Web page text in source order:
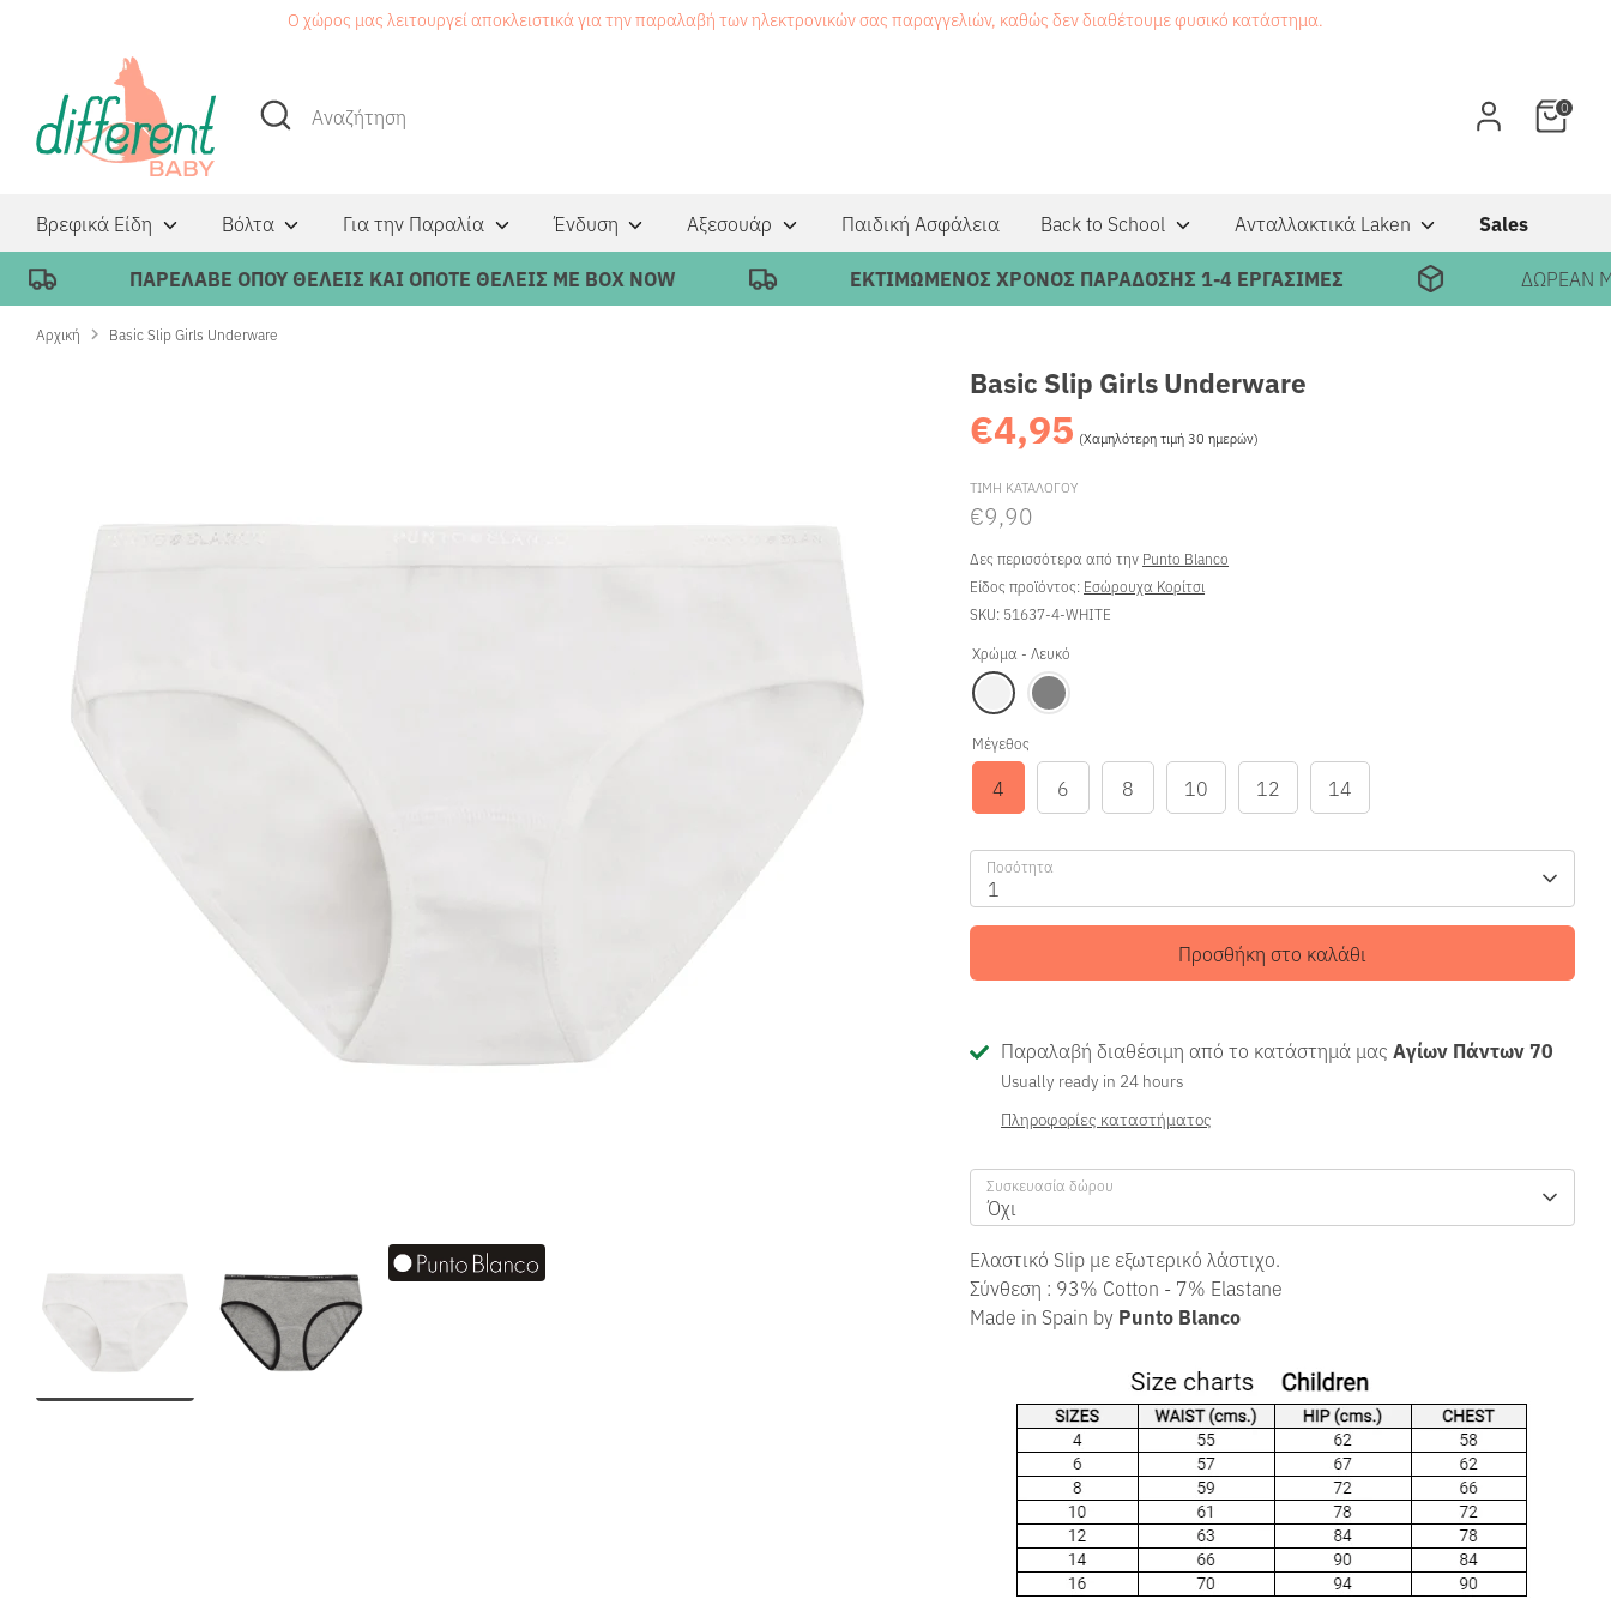
Ο χώρος μας λειτουργεί αποκλειστικά για την παραλαβή των ηλεκτρονικών σας παραγγελιών, καθώς δεν διαθέτουμε φυσικό κατάστημα.
Αναζήτηση
Αναζήτηση 0
Βρεφικά Είδη Βόλτα Για την Παραλία Ένδυση Αξεσουάρ Παιδική Ασφάλεια Back to School Ανταλλακτικά Laken Sales
ΠΑΡΕΛΑΒΕ ΟΠΟΥ ΘΕΛΕΙΣ ΚΑΙ ΟΠΟΤΕ ΘΕΛΕΙΣ ΜΕ BOX NOW ΕΚΤΙΜΩΜΕΝΟΣ ΧΡΟΝΟΣ ΠΑΡΑΔΟΣΗΣ 1-4 ΕΡΓΑΣΙΜΕΣ ΔΩΡΕΑΝ
Αρχική Basic Slip Girls Underware
Basic Slip Girls Underware
€4,95 (Χαμηλότερη τιμή 30 ημερών)
ΤΙΜΗ ΚΑΤΑΛΟΓΟΥ
€9,90
Δες περισσότερα από την Punto Blanco
Είδος προϊόντος: Εσώρουχα Κορίτσι
SKU: 51637-4-WHITE
Χρώμα -Λευκό
Μέγεθος
4 6 8 10 12 14
Ποσότητα
1
Προσθήκη στο καλάθι
Παραλαβή διαθέσιμη από το κατάστημά μαςΑγίων Πάντων 70
Usually ready in 24 hours
Πληροφορίες καταστήματος
Συσκευασία δώρου
Όχι
Ελαστικό Slip με εξωτερικό λάστιχο.
Σύνθεση : 93% Cotton - 7% Elastane
Made in Spain by Punto Blanco